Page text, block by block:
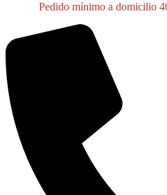
Pedido mínimo a domicilio